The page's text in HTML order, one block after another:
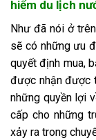
hiểm du lịch
Như đã nói ở
sẽ có những ưu
quyết định mua,
được nhận được
những quyền lợi
cấp cho những
xảy ra trong